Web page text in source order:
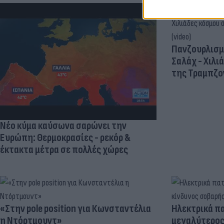
Νέο κύμα καύσωνα σαρώνει την
Ευρώπη: Θερμοκρασίες - ρεκόρ &
έκτακτα μέτρα σε πολλές χώρες
Σαλάχ -
της
«Στην pole position για Κωνσταντέλια
η Ντόρτμουντ»
Ηλεκτρικά